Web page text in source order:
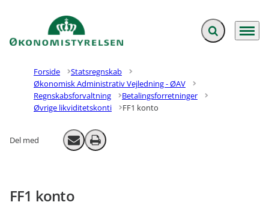
Gå til forsiden Fold søgefelt ud
Menu
Forside
Statsregnskab
Økonomisk Administrativ Vejledning - ØAV
Regnskabsforvaltning
Betalingsforretninger
Øvrige likviditetskonti
FF1 konto
Del med Send email
Print
FF1 konto